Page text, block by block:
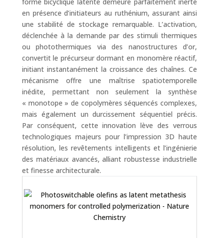
en présence d’initiateurs au ruthénium, assurant ainsi
une stabilité de stockage remarquable. L’activation,
déclenchée à la demande par des stimuli thermiques
ou photothermiques via des nanostructures d’or,
convertit le précurseur dormant en monomère réactif,
initiant instantanément la croissance des chaînes. Ce
mécanisme offre une maîtrise spatiotemporelle
inédite, permettant non seulement la synthèse
« monotope » de copolymères séquencés complexes,
mais également un durcissement séquentiel précis.
Par conséquent, cette innovation lève des verrous
technologiques majeurs pour l’impression 3D haute
résolution, les revêtements intelligents et l’ingénierie
des matériaux avancés, alliant robustesse industrielle
et finesse architecturale.